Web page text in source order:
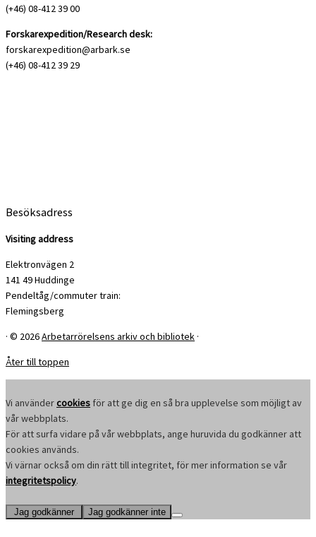
(+46) 08-412 39 00
Forskarexpedition/Research desk:
forskarexpedition@arbark.se
(+46) 08-412 39 29
Besöksadress
Visiting address
Elektronvägen 2
141 49 Huddinge
Pendeltåg/commuter train:
Flemingsberg
· © 2026Arbetarrörelsens arkiv och bibliotek ·
Åter till toppen
Vi användercookies för att ge dig en så bra upplevelse som möjligt av
vår webbplats.
För att surfa vidare på vår webbplats, ange huruvida du godkänner att
cookies används.
Vi värnar också om din rätt till integritet, för mer information se vår
integritetspolicy.
Jag godkänner Jag godkänner inte